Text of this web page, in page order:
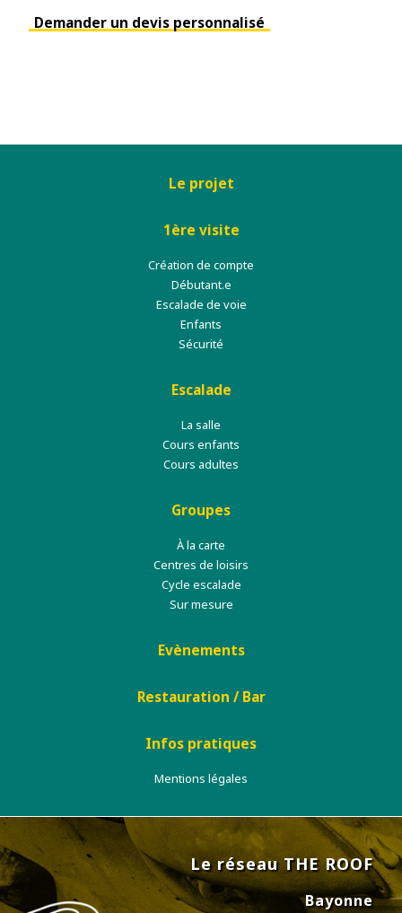
Demander un devis personnalisé
Le projet
1ère visite
Création de compte
Débutant.e
Escalade de voie
Enfants
Sécurité
Escalade
La salle
Cours enfants
Cours adultes
Groupes
À la carte
Centres de loisirs
Cycle escalade
Sur mesure
Evènements
Restauration / Bar
Infos pratiques
Mentions légales
Le réseau THE ROOF
Bayonne